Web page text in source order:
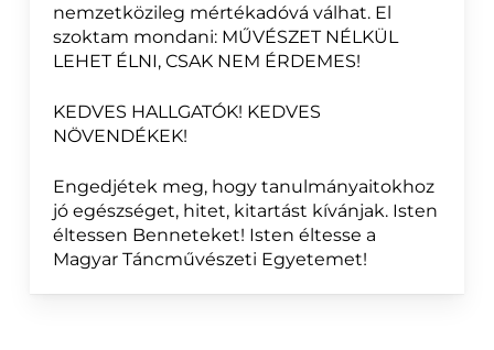
nemzetközileg mértékadóvá válhat. El
szoktam mondani: MŰVÉSZET NÉLKÜL
LEHET ÉLNI, CSAK NEM ÉRDEMES!
KEDVES HALLGATÓK! KEDVES
NÖVENDÉKEK!
Engedjétek meg, hogy tanulmányaitokhoz
jó egészséget, hitet, kitartást kívánjak. Isten
éltessen Benneteket! Isten éltesse a
Magyar Táncművészeti Egyetemet!